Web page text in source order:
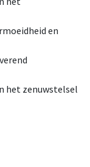
en
het zenuwstelsel